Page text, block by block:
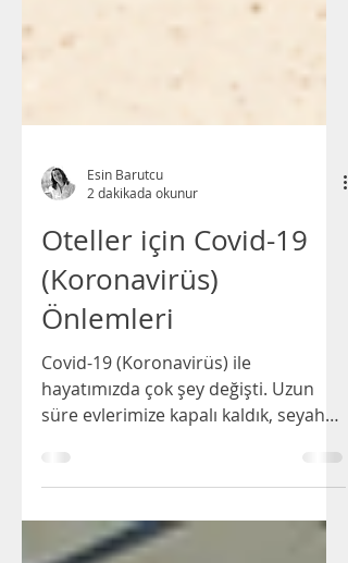
2 dakikada okunur
Oteller için Covid-19
(Koronavirüs)
Önlemleri
Covid-19 (Koronavirüs) ile
süre evlerimize kapalı kaldık, seyahat
planlarımızı iptal ettik.